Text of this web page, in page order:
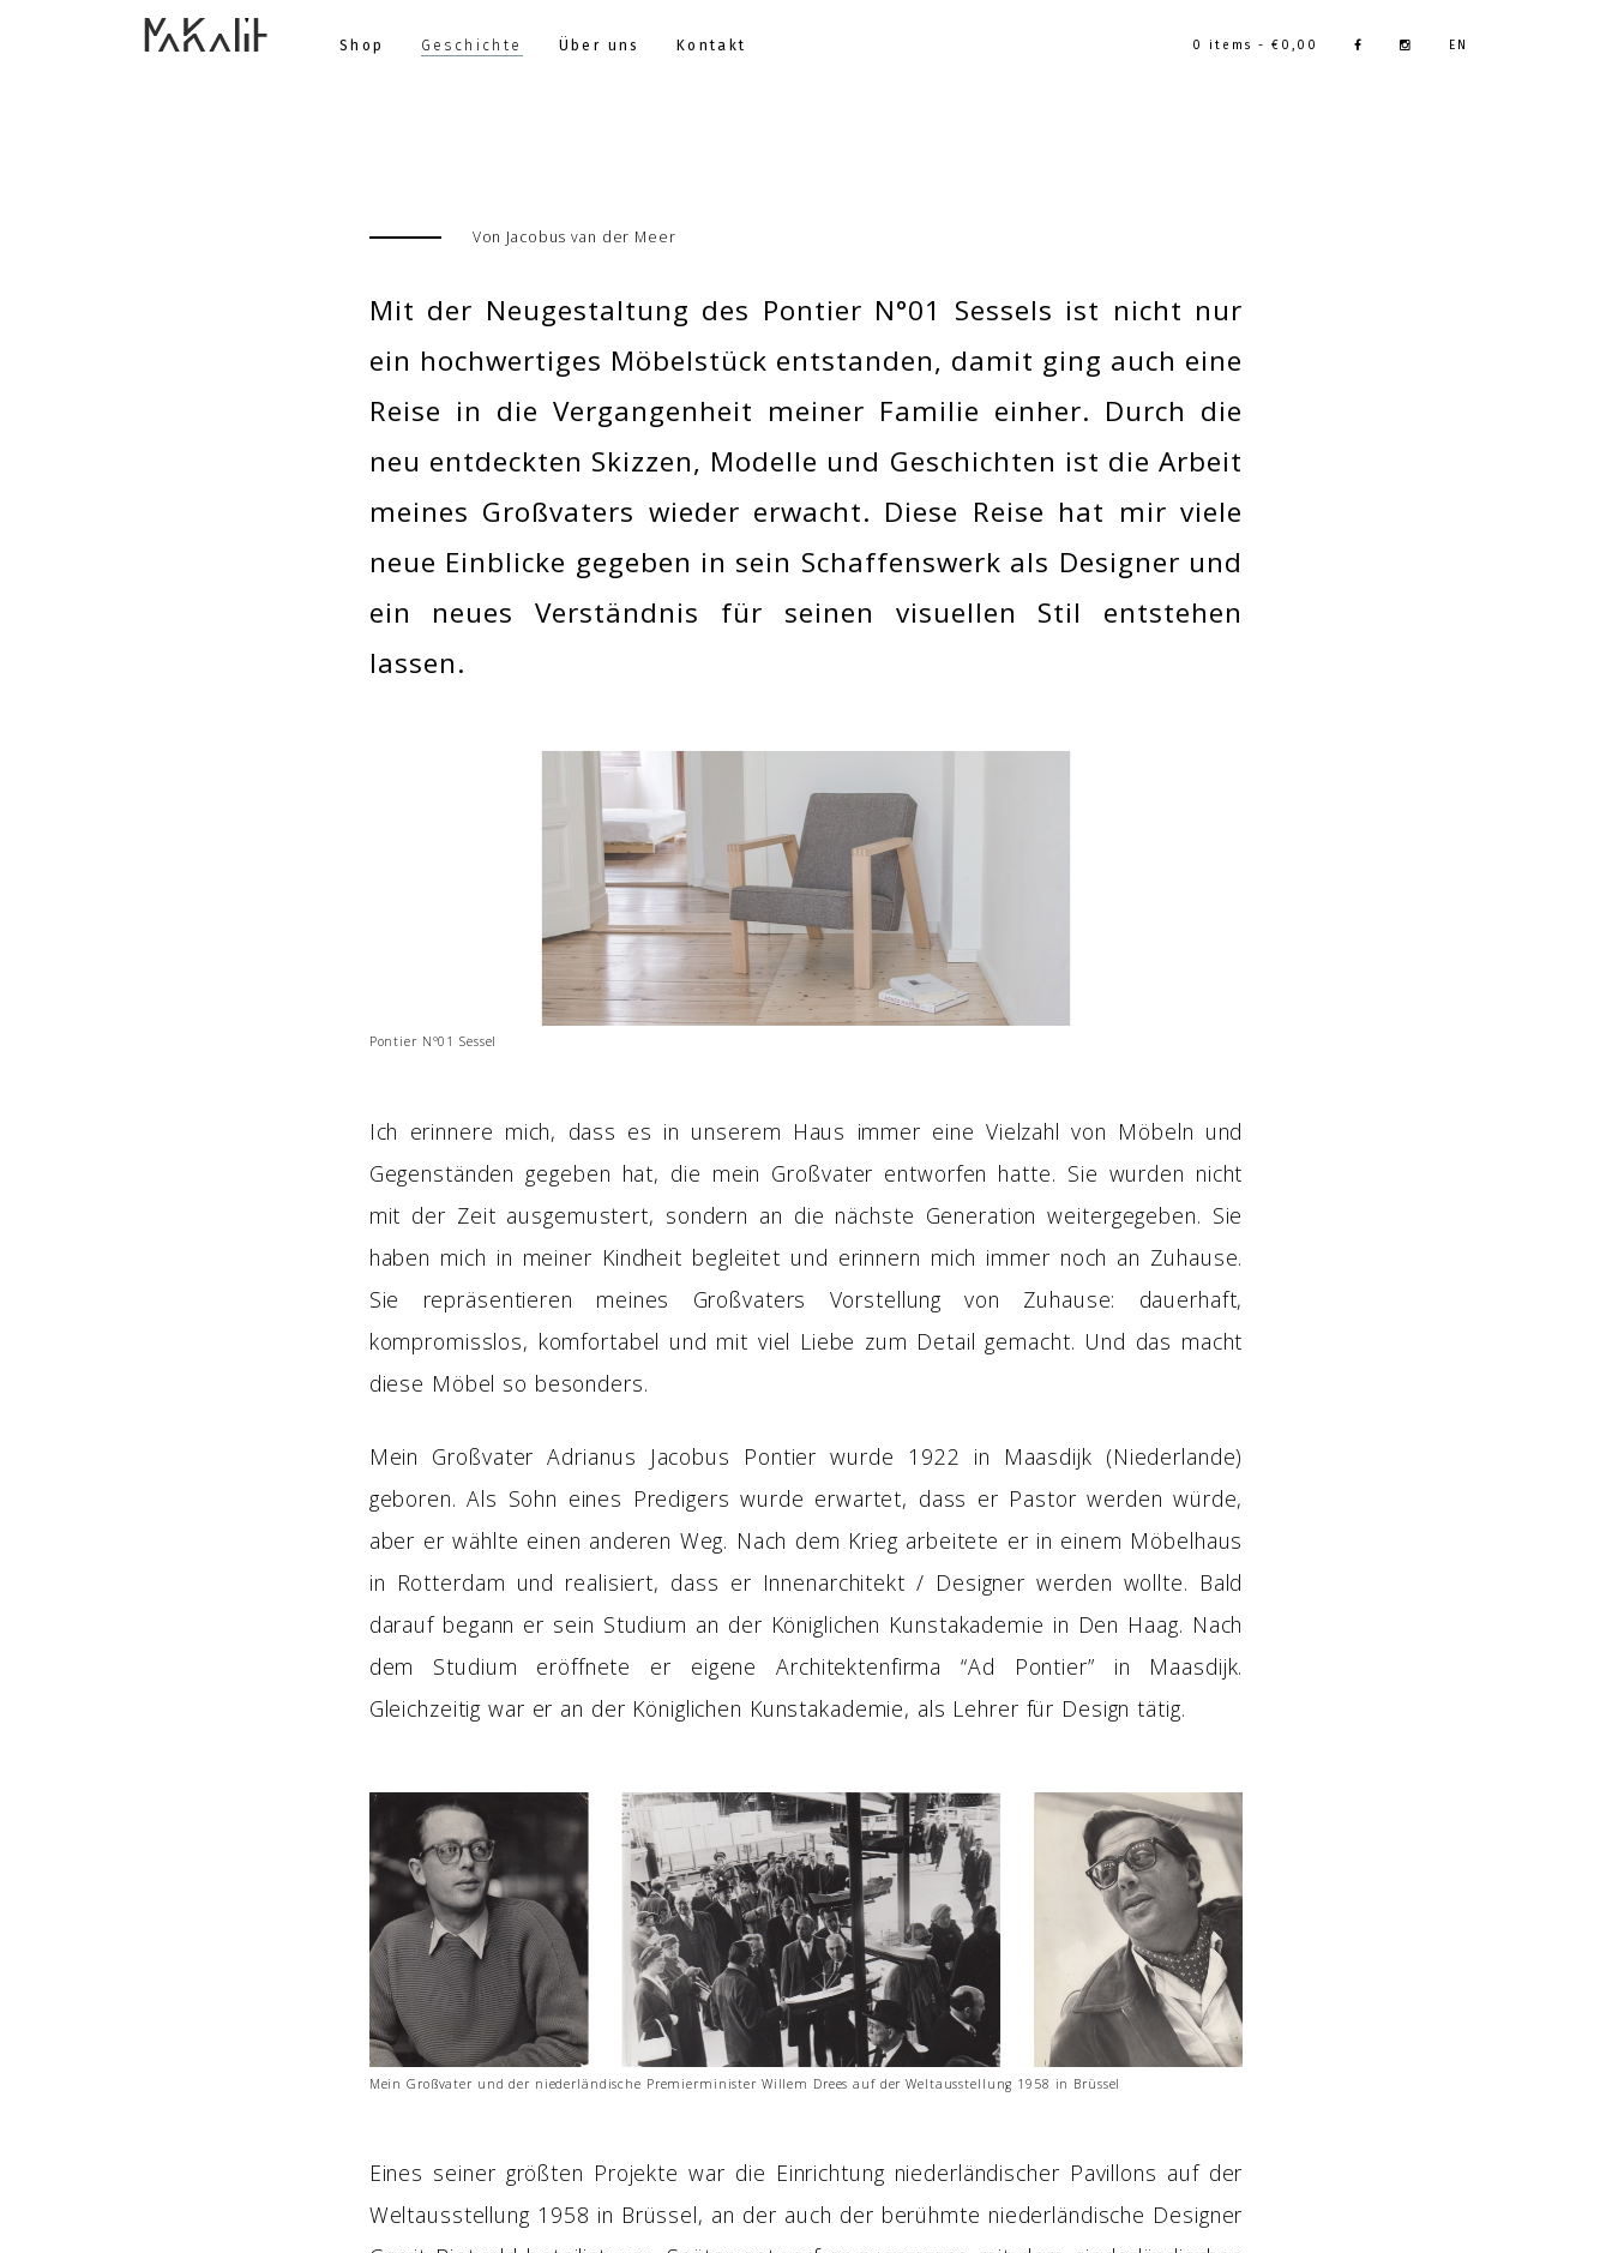
Shop Geschichte Über uns Kontakt 0 items - € 0,00 EN
Von Jacobus van der Meer
Mit der Neugestaltung des Pontier N°01 Sessels ist nicht nur
ein hochwertiges Möbelstück entstanden, damit ging auch eine
Reise in die Vergangenheit meiner Familie einher. Durch die
neu entdeckten Skizzen, Modelle und Geschichten ist die Arbeit
meines Großvaters wieder erwacht. Diese Reise hat mir viele
neue Einblicke gegeben in sein Schaffenswerk als Designer und
ein neues Verständnis für seinen visuellen Stil entstehen
lassen.
Pontier N°01 Sessel
Ich erinnere mich, dass es in unserem Haus immer eine Vielzahl von Möbeln und
Gegenständen gegeben hat, die mein Großvater entworfen hatte. Sie wurden nicht
mit der Zeit ausgemustert, sondern an die nächste Generation weitergegeben. Sie
haben mich in meiner Kindheit begleitet und erinnern mich immer noch an Zuhause.
Sie repräsentieren meines Großvaters Vorstellung von Zuhause: dauerhaft,
kompromisslos, komfortabel und mit viel Liebe zum Detail gemacht. Und das macht
diese Möbel so besonders.
Mein Großvater Adrianus Jacobus Pontier wurde 1922 in Maasdijk (Niederlande)
geboren. Als Sohn eines Predigers wurde erwartet, dass er Pastor werden würde,
aber er wählte einen anderen Weg. Nach dem Krieg arbeitete er in einem Möbelhaus
in Rotterdam und realisiert, dass er Innenarchitekt / Designer werden wollte. Bald
darauf begann er sein Studium an der Königlichen Kunstakademie in Den Haag. Nach
dem Studium eröffnete er eigene Architektenfirma “Ad Pontier” in Maasdijk.
Gleichzeitig war er an der Königlichen Kunstakademie, als Lehrer für Design tätig.
Mein Großvater und der niederländische Premierminister Willem Drees auf der Weltausstellung 1958 in Brüssel
Eines seiner größten Projekte war die Einrichtung niederländischer Pavillons auf der
Weltausstellung 1958 in Brüssel, an der auch der berühmte niederländische Designer